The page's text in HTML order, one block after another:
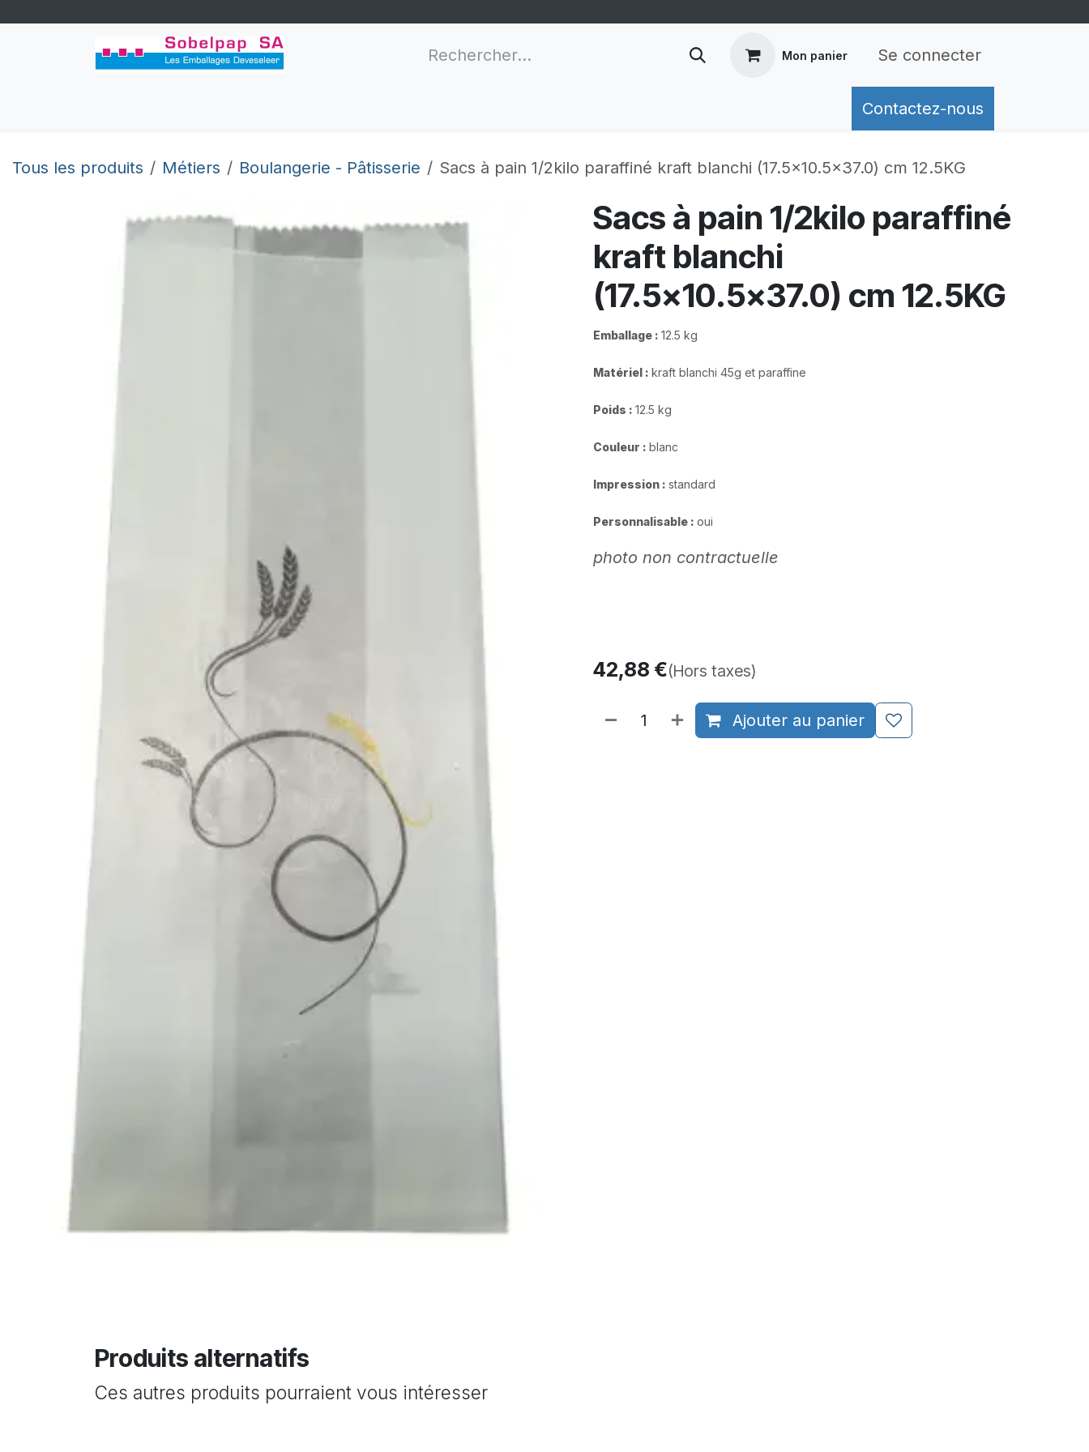
Mon panier Se connecter
Retours Conditions
Contactez-nous
Tous les produits Métiers Boulangerie - Pâtisserie Sacs à pain 1/2kilo paraffiné kraft blanchi (17.5x10.5x37.0) cm 12.5KG
Sacs à pain 1/2kilo paraffiné
kraft blanchi
(17.5x10.5x37.0) cm 12.5KG
Emballage : 12.5 kg
Matériel : kraft blanchi 45g et paraffine
Poids : 12.5 kg
Couleur : blanc
Impression : standard​
Personnalisable : oui
photo non contractuelle
42,88 €(Hors taxes)
Ajouter au panier
Produits alternatifs
Ces autres produits pourraient vous intéresser